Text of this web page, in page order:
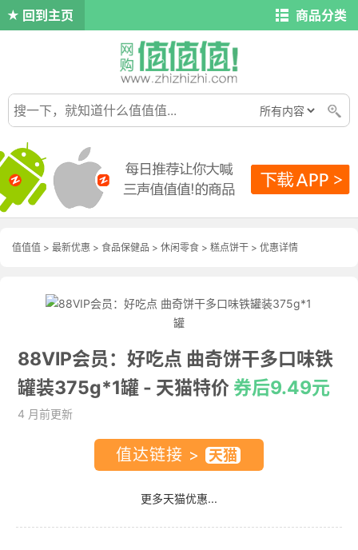
回到主页 商品分类
值值值 > 最新优惠 > 食品保健品 > 休闲零食 > 糕点饼干 > 优惠详情
88VIP会员：好吃点 曲奇饼干多口味铁
罐装375g*1罐 - 天猫特价 券后9.49元
4 月前更新
值达链接 >
更多天猫优惠...